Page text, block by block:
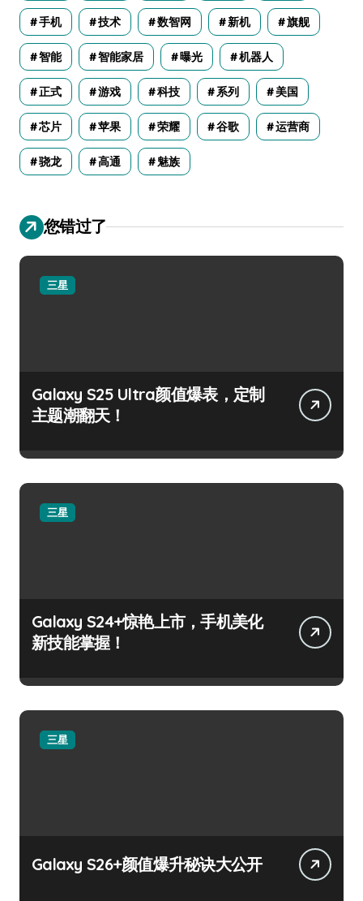
手机 技术 数智网 新机 旗舰
智能 智能家居 曝光 机器人
正式 游戏 科技 系列 美国
芯片 苹果 荣耀 谷歌 运营商
骁龙 高通 魅族
您错过了
三星
Galaxy S25 Ultra颜值爆表，定制
主题潮翻天！
三星
Galaxy S24+惊艳上市，手机美化
新技能掌握！
三星
Galaxy S26+颜值爆升秘诀大公开